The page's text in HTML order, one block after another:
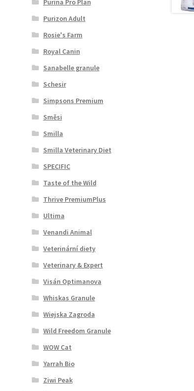
Purina Pro Plan
Purizon Adult
Rosie's Farm
Royal Canin
Sanabelle granule
Schesir
Simpsons Premium
Směsi
Smilla
Smilla Veterinary Diet
SPECIFIC
Taste of the Wild
Thrive PremiumPlus
Ultima
Venandi Animal
Veterinární diety
Veterinary & Expert
Visán Optimanova
Whiskas Granule
Wiejska Zagroda
Wild Freedom Granule
WOW Cat
Yarrah Bio
Ziwi Peak